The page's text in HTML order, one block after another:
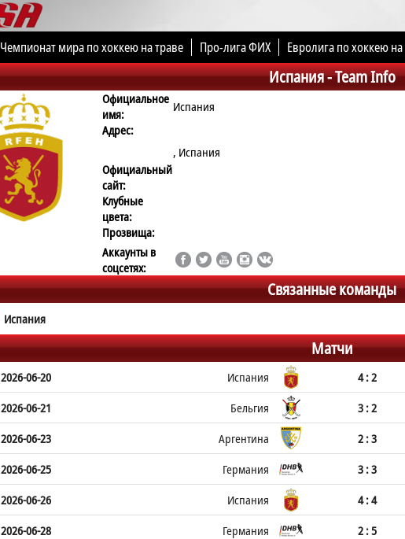
Чемпионат мира по хоккею на траве Про-лига ФИХ Евролига по хоккею на
Испания -Team Info
Официальное
имя:
Испания
Адрес:
, Испания
Официальный
сайт:
Клубные
цвета:
Прозвища:
Аккаунты в
соцсетях:
Связанные команды
Испания
Матчи
2026-06-20 Испания 4 : 2
2026-06-21
Бельгия 3 : 2
2026-06-23
Аргентина 2 : 3
2026-06-25
Германия 3 : 3
2026-06-26
Испания 4 : 4
2026-06-28
Германия 2 : 5